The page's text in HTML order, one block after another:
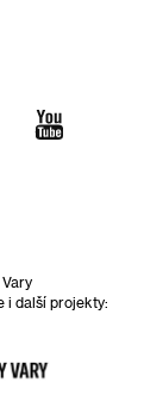
i další projekty: